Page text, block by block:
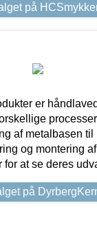
på
er
af metalbasen til
og montering
for at se deres
på